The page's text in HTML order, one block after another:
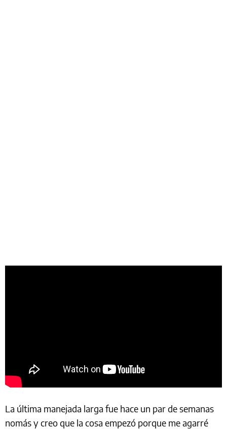
La última manejada larga fue hace un par de semanas
nomás y creo que la cosa empezó porque me agarré